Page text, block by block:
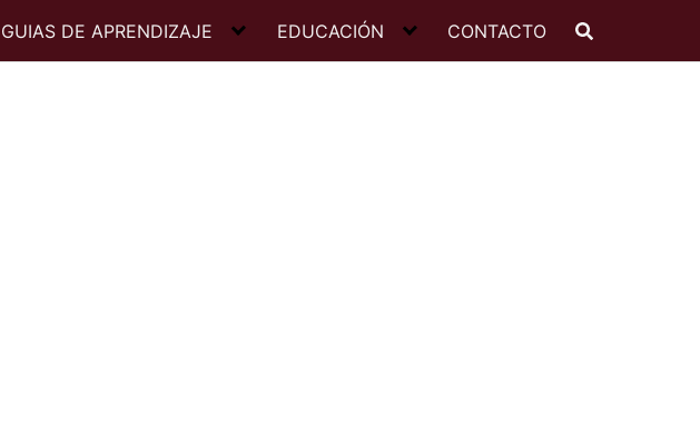
GUIAS DE APRENDIZAJE EDUCACIÓN CONTACTO